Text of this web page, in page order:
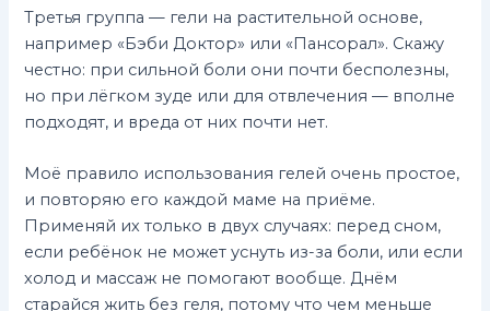
Третья группа — гели на растительной основе,
например «Бэби Доктор» или «Пансорал». Скажу
честно: при сильной боли они почти бесполезны,
но при лёгком зуде или для отвлечения — вполне
подходят, и вреда от них почти нет.
Моё правило использования гелей очень простое,
и повторяю его каждой маме на приёме.
Применяй их только в двух случаях: перед сном,
если ребёнок не может уснуть из-за боли, или если
холод и массаж не помогают вообще. Днём
старайся жить без геля, потому что чем меньше